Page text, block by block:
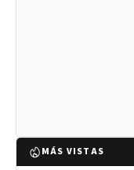
MÁS VISTAS